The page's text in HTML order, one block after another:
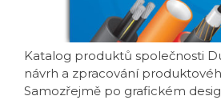
Katalog produktů společnosti
návrh a zpracování
Samozřejmě po grafickém